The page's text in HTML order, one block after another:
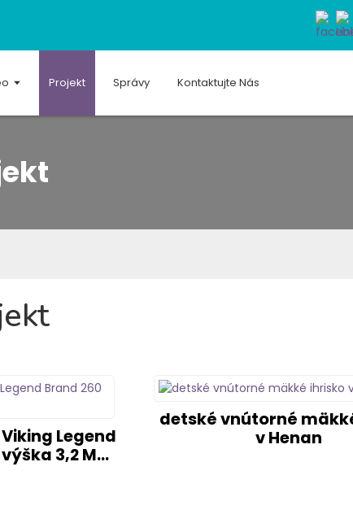
Projekt Správy Kontaktujte Nás
Legend
3,2 M...
detské vnútorné
v Henan